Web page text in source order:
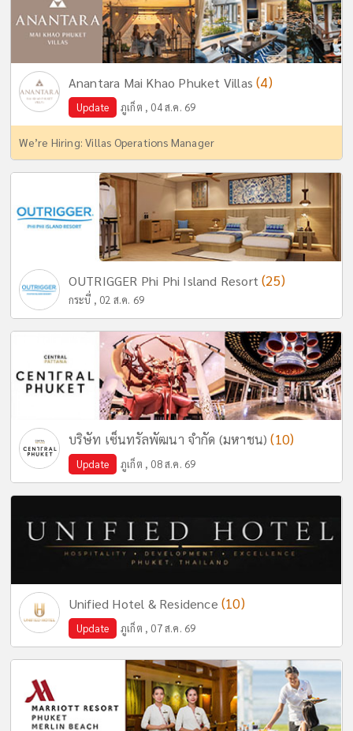
Anantara Mai Khao Phuket Villas(4)
Update ภูเก็ต , 04 ส.ค. 69
We’re Hiring: Villas Operations Manager
OUTRIGGER Phi Phi Island Resort(25)
กระบี่ , 02 ส.ค. 69
บริษัท เซ็นทรัลพัฒนา จำกัด (มหาชน)(10)
Update ภูเก็ต , 08 ส.ค. 69
Unified Hotel & Residence (10)
Update ภูเก็ต , 07 ส.ค. 69